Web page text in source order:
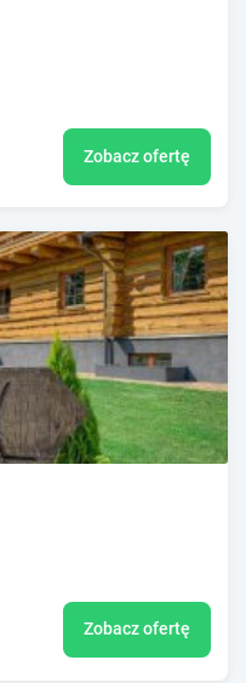
Zobacz ofertę
Zobacz ofertę